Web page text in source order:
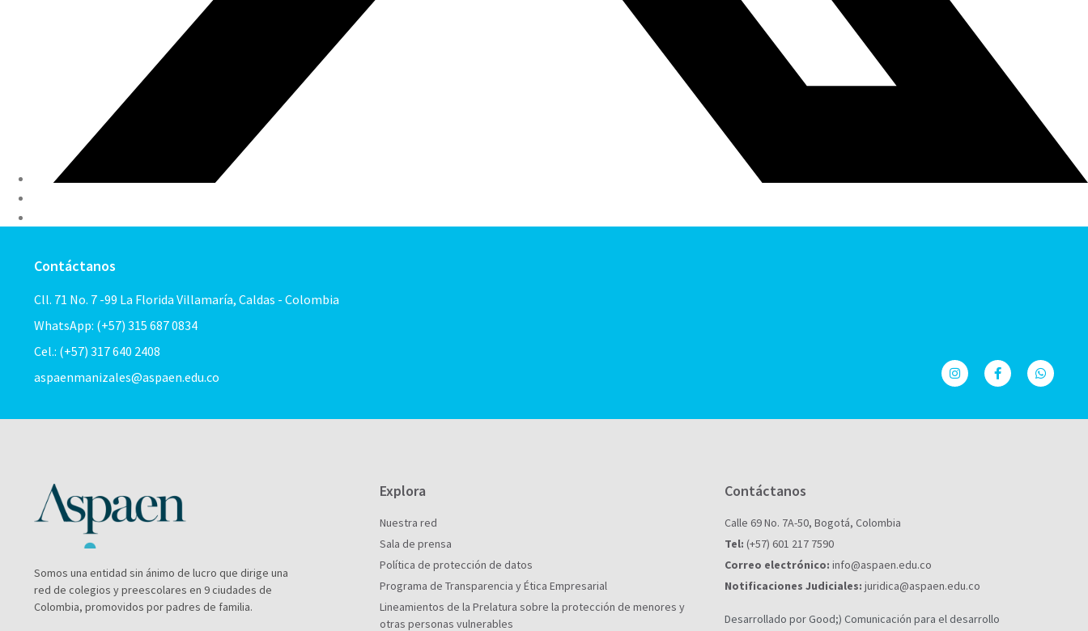
Contáctanos
Cll. 71 No. 7 -99 La Florida Villamaría, Caldas - Colombia
WhatsApp: (+57) 315 687 0834
Cel.: (+57) 317 640 2408
aspaenmanizales@aspaen.edu.co
Somos una entidad sin ánimo de lucro que dirige una
red de colegios y preescolares en 9 ciudades de
Colombia, promovidos por padres de familia.
Explora
Nuestra red
Sala de prensa
Política de protección de datos
Programa de Transparencia y Ética Empresarial
Lineamientos de la Prelatura sobre la protección de menores y
otras personas vulnerables
Contáctanos
Calle 69 No. 7A-50, Bogotá, Colombia
Tel: (+57) 601 217 7590
Correo electrónico: info@aspaen.edu.co
Notificaciones Judiciales: juridica@aspaen.edu.co
Desarrollado por Good;) Comunicación para el desarrollo